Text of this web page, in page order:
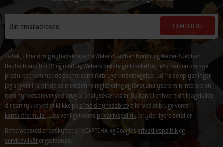
Din emailadresse TILMELD NU
Ja tak, tilmeld mig nyhedsbreve fra Weber-Stephen Nordic og Weber-Stephen
Deutschland GmbH og modtag Webers bedste grillopskrifter, information om nye
produkter, kommende events samt forbrugerundersøgelser ud fra de oplysninger,
jeg afgiver i forbindelse med denne registrering og for at analysere min interaktion
med nyhedsbrevet ved brug af analyseværktøjer. Du kan til enhver tid tilbagekalde
dit samtykke ved at klikke på afmeld nyhedsbreveller ved at bruge vores
kontaktformular. Læs venligst voresprivatlivspolitikfor yderligere detaljer.
Dette websted er beskyttet af reCAPTCHA, og Googlesprivatlivspolitikog
servicevilkårer gældende.